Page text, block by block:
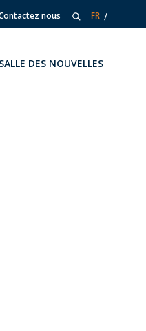
nous FR
SALLE DES NOUVELLES